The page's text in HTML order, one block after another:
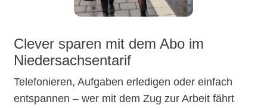
Clever sparen mit dem Abo im
Niedersachsentarif
Telefonieren, Aufgaben erledigen oder einfach
entspannen – wer mit dem Zug zur Arbeit fährt